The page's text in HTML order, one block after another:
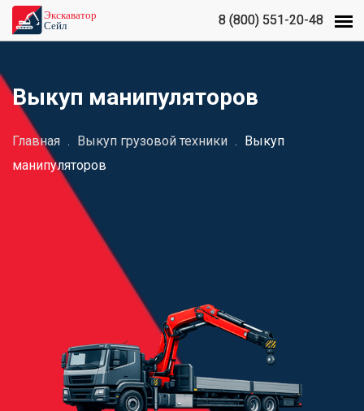
8 (800) 551-20-48
8 (800) 551-20-48
Выкуп манипуляторов
Главная . Выкуп грузовой техники . Выкуп
манипуляторов